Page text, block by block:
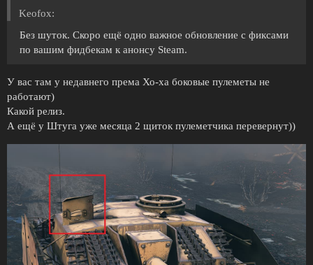
Keofox:
Без шуток. Скоро ещё одно важное обновление с фиксами
по вашим фидбекам к анонсу Steam.
У вас там у недавнего према Хо-ха боковые пулеметы не
работают)
Какой релиз.
А ещё у Штуга уже месяца 2 щиток пулеметчика перевернут))